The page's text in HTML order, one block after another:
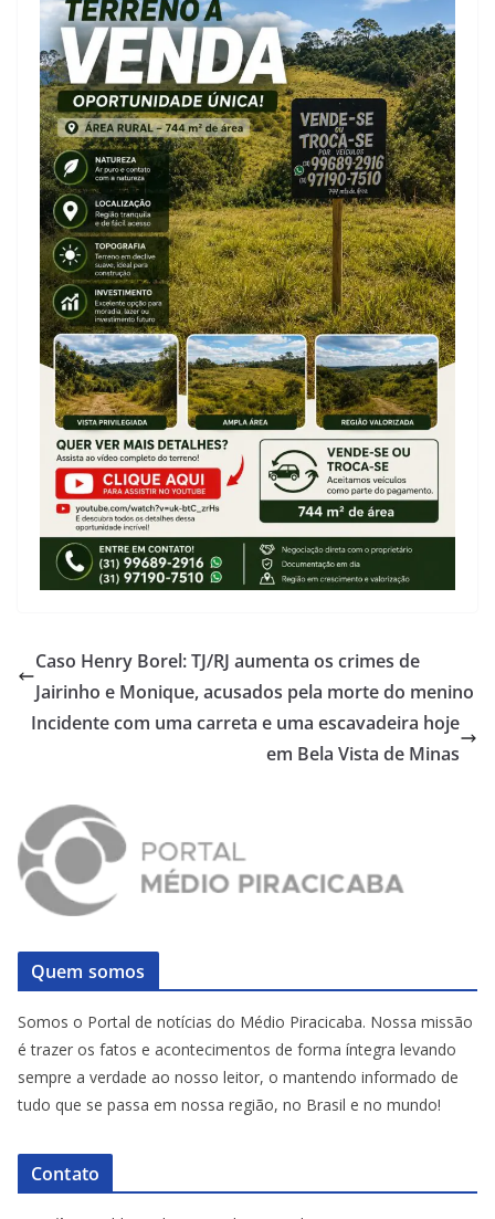
Caso Henry Borel: TJ/RJ aumenta os crimes de
Jairinho e Monique, acusados pela morte do menino
Incidente com uma carreta e uma escavadeira hoje
em Bela Vista de Minas
Quem somos
Somos o Portal de notícias do Médio Piracicaba. Nossa missão
é trazer os fatos e acontecimentos de forma íntegra levando
sempre a verdade ao nosso leitor, o mantendo informado de
tudo que se passa em nossa região, no Brasil e no mundo!
Contato